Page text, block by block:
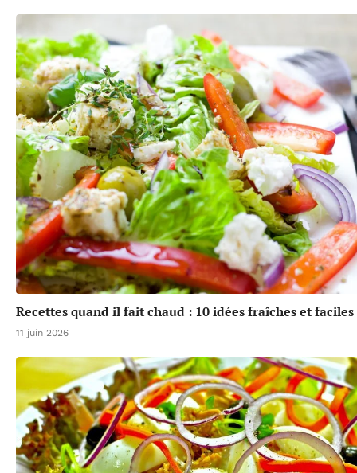
Recettes quand il fait chaud : 10 idées fraîches et faciles
11 juin 2026